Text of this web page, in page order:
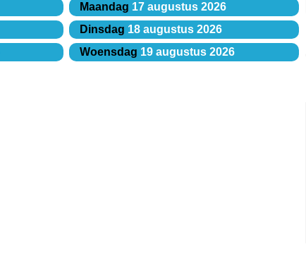
Maandag 17 augustus 2026
Dinsdag 18 augustus 2026
Woensdag 19 augustus 2026